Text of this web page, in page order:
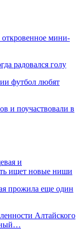
откровенное мини-
радовался голу
футбол любят
и поучаствовали в
и
ищет новые ниши
прожила еще один
Алтайского